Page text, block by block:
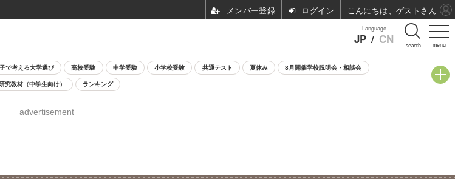
menu
Language
JP / CN search
で考える大学選び 高校受験 中学受験 小学校受験 共通テスト 夏休み 8月開催学校説明会・相談会
究教材（中学生向け） ランキング
advertisement
ログイン こんにちは、ゲストさん